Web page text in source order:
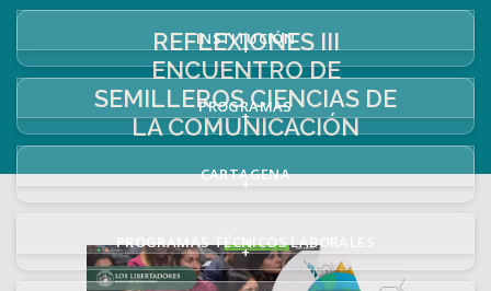
INSTITUCIÓN
+
PROGRAMAS
+
CARTAGENA
+
PROGRAMAS TÉCNICOS LABORALES
+
REFLEXIONES III
ENCUENTRO DE
SEMILLEROS CIENCIAS DE
LA COMUNICACIÓN